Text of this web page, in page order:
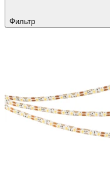
Фильтр